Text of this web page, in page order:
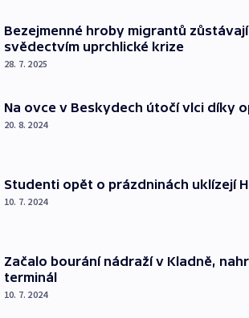
Bezejmenné hroby migrantů
svědectvím uprchlické krize
28. 7. 2025
Na ovce v Beskydech útočí vlci díky
20. 8. 2024
Studenti opět o prázdninách uklízejí
10. 7. 2024
Začalo bourání nádraží v Kladně,
terminál
10. 7. 2024